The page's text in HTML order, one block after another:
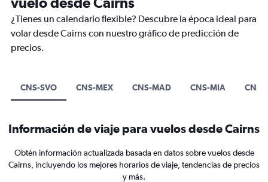
¿Tienes un calendario flexible? Descubre la época ideal para
volar desde Cairns con nuestro gráfico de predicción de
precios.
CNS-SVO CNS-MEX CNS-MAD CNS-MIA CNS-
Información de viaje para vuelos desde Cairns
Obtén información actualizada basada en datos sobre vuelos desde
Cairns, incluyendo los mejores horarios de viaje, tendencias de precios
y más.